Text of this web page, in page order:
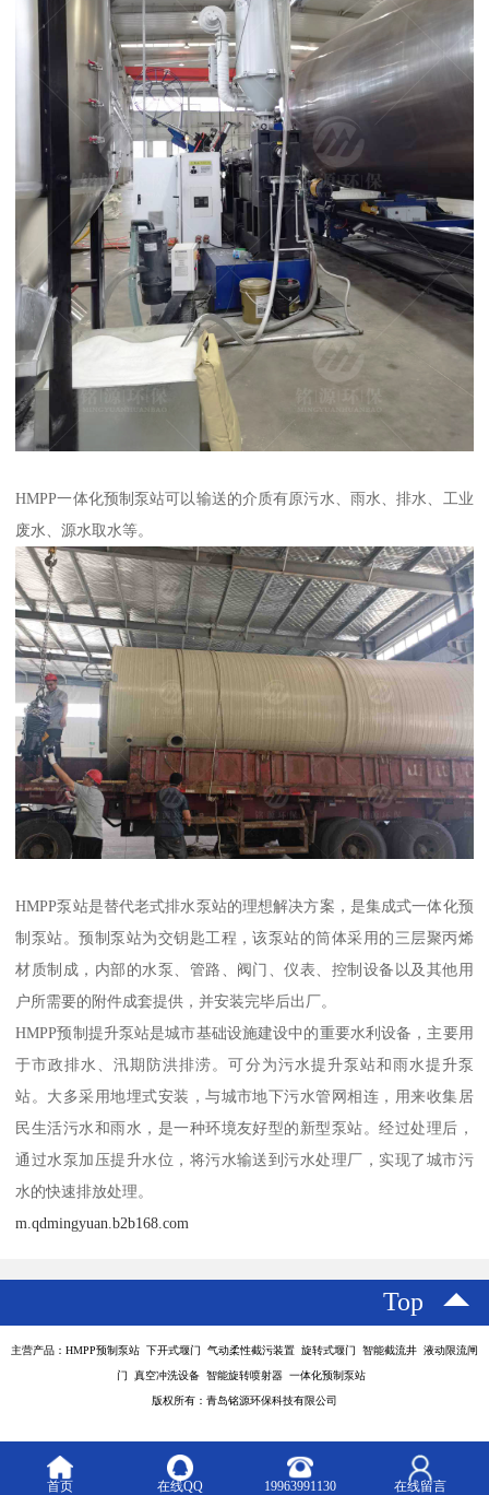
HMPP一体化预制泵站可以输送的介质有原污水、雨水、排水、工业
废水、源水取水等。
HMPP泵站是替代老式排水泵站的理想解决方案，是集成式一体化预
制泵站。预制泵站为交钥匙工程，该泵站的筒体采用的三层聚丙烯
材质制成，内部的水泵、管路、阀门、仪表、控制设备以及其他用
户所需要的附件成套提供，并安装完毕后出厂。
HMPP预制提升泵站是城市基础设施建设中的重要水利设备，主要用
于市政排水、汛期防洪排涝。可分为污水提升泵站和雨水提升泵
站。大多采用地埋式安装，与城市地下污水管网相连，用来收集居
民生活污水和雨水，是一种环境友好型的新型泵站。经过处理后，
通过水泵加压提升水位，将污水输送到污水处理厂，实现了城市污
水的快速排放处理。
m.qdmingyuan.b2b168.com
Top
主营产品：HMPP预制泵站 下开式堰门 气动柔性截污装置 旋转式堰门 智能截流井 液动限流闸
门 真空冲洗设备 智能旋转喷射器 一体化预制泵站
版权所有：青岛铭源环保科技有限公司
首页 在线QQ 19963991130 在线留言